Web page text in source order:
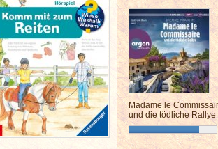
Madame le
und die tödliche Rallye